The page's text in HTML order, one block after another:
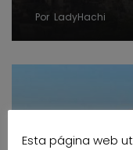
Por LadyHachi
Esta página web